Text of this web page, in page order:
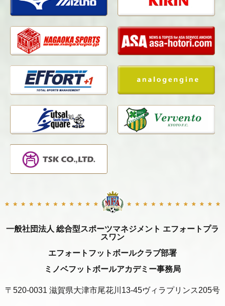
一般社団法人 総合型スポーツマネジメント エフォートプラ
スワン
エフォートフットボールクラブ部署
ミノベフットボールアカデミー事務局
〒520-0031 滋賀県大津市尾花川13-45ヴィラプリンス205号